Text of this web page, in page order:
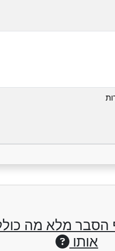
מלא מה
אותו